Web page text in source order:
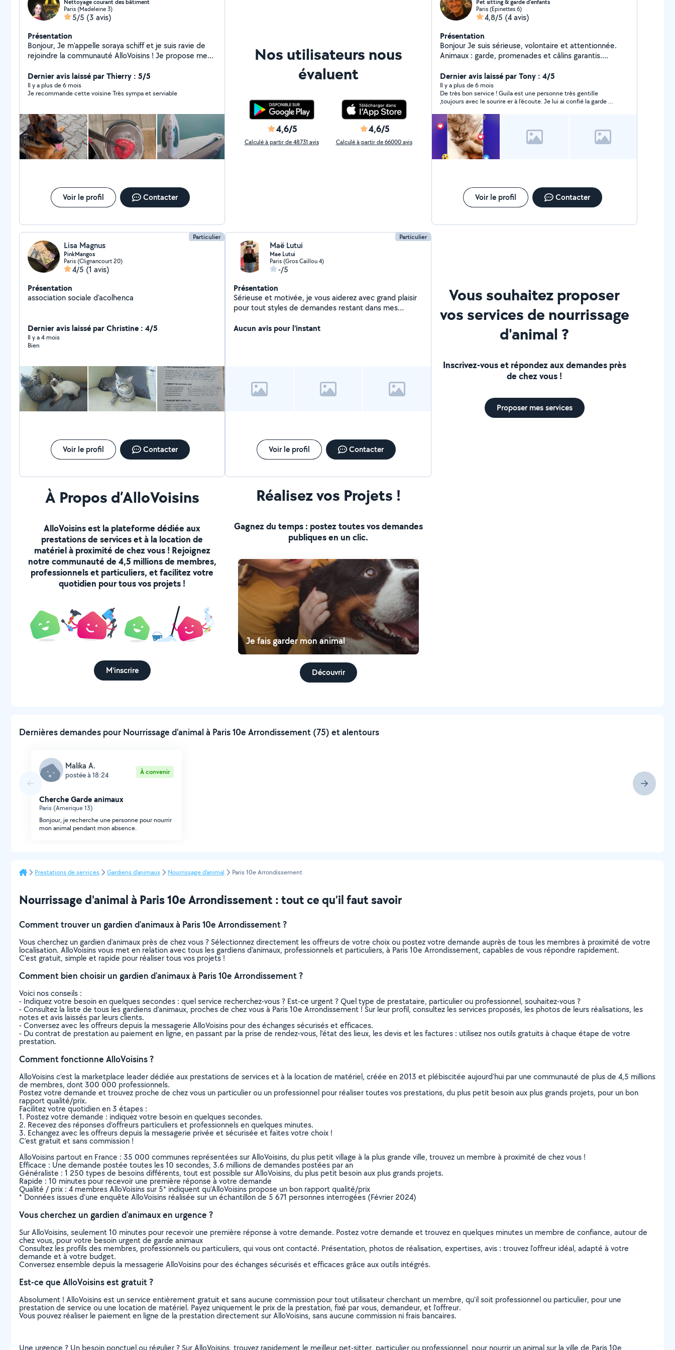
Nettoyage courant des bâtiment
Paris (Madeleine 3)
5/5 (3 avis)
Présentation
Bonjour, Je m'appelle soraya schiff et je suis ravie de
rejoindre la communauté AlloVoisins ! Je propose mes
personne nettoyage et repassage du textiles ,cours
particuliers niveau maternel , garde d'animaux,garde
d'enfants , avec sérieux et convivialité. Je suis
ou réguliers et je m'engage à réaliser chaque mission
avec soin et professionnalisme. N'hésitez pas à me
contacter, je serai heureuse de collaborer avec vous et
de vous rendre service ! À très bientôt, Soraya .
Dernier avis laissé par Thierry : 5/5
Il y a plus de 6 mois
Je recommande cette voisine Très sympa et serviable
Voir le profil Contacter
Nos utilisateurs nous
évaluent
4,6/5
Calculé à partir de 48731 avis
4,6/5
Calculé à partir de 66000 avis
Pet sitting & garde d’enfants
Paris (Epinettes 6)
4,8/5 (4 avis)
Présentation
Bonjour Je suis sérieuse, volontaire et attentionnée.
Animaux : garde, promenades et câlins garantis.
après l'école. Personnes âgées : compagnie, échanges
et aide dans les petites tâches du quotidien.
Disponible et motivée, je m'adapte à vos besoins pour
vous faciliter la vie.
Dernier avis laissé par Tony : 4/5
Il y a plus de 6 mois
De très bon service ! Guila est une personne très gentille
,toujours avec le sourire er à l’écoute. Je lui ai confié la garde de
efficace Je suis vraiment satisfait et je recommande vrmt si
vous chercher qlq de confiance
Voir le profil Contacter
Particulier
Lisa Magnus
PinkMangos
Paris (Clignancourt 20)
4/5 (1 avis)
Présentation
association sociale d'acolhenca
Dernier avis laissé par Christine : 4/5
Il y a 4 mois
Bien
Voir le profil Contacter
Particulier
Maë Lutui
Mae Lutui
Paris (Gros Caillou 4)
-/5
Présentation
Sérieuse et motivée, je vous aiderez avec grand plaisir
pour tout styles de demandes restant dans mes
Aucun avis pour l'instant
Voir le profil Contacter
Vous souhaitez proposer
vos services de nourrissage
d'animal ?
Inscrivez-vous et répondez aux demandes près
de chez vous !
Proposer mes services
À Propos d’AlloVoisins
AlloVoisins est la plateforme dédiée aux
prestations de services et à la location de
matériel à proximité de chez vous ! Rejoignez
notre communauté de 4,5 millions de membres,
professionnels et particuliers, et facilitez votre
quotidien pour tous vos projets !
M'inscrire
Réalisez vos Projets !
Gagnez du temps : postez toutes vos demandes
publiques en un clic.
Je fais garder mon animal
Découvrir
Dernières demandes pour Nourrissage d'animal à Paris 10e Arrondissement (75) et alentours
Malika A.
postée à 18:24 À convenir
Cherche Garde animaux
Paris (Amerique 13)
Bonjour, je recherche une personne pour nourrir
mon animal pendant mon absence.
Prestations de services Gardiens d'animaux Nourrissage d'animal Paris 10e Arrondissement
Nourrissage d'animal à Paris 10e Arrondissement : tout ce qu’il faut savoir
Comment trouver un gardien d'animaux à Paris 10e Arrondissement ?
Vous cherchez un gardien d'animaux près de chez vous ? Sélectionnez directement les offreurs de votre choix ou postez votre demande auprès de tous les membres à proximité de votre
localisation. AlloVoisins vous met en relation avec tous les gardiens d'animaux, professionnels et particuliers, à Paris 10e Arrondissement, capables de vous répondre rapidement.
C’est gratuit, simple et rapide pour réaliser tous vos projets !
Comment bien choisir un gardien d'animaux à Paris 10e Arrondissement ?
Voici nos conseils :
- Indiquez votre besoin en quelques secondes : quel service recherchez-vous ? Est-ce urgent ? Quel type de prestataire, particulier ou professionnel, souhaitez-vous ?
- Consultez la liste de tous les gardiens d'animaux, proches de chez vous à Paris 10e Arrondissement ! Sur leur profil, consultez les services proposés, les photos de leurs réalisations, les
notes et avis laissés par leurs clients.
- Conversez avec les offreurs depuis la messagerie AlloVoisins pour des échanges sécurisés et efficaces.
- Du contrat de prestation au paiement en ligne, en passant par la prise de rendez-vous, l’état des lieux, les devis et les factures : utilisez nos outils gratuits à chaque étape de votre
prestation.
Comment fonctionne AlloVoisins ?
AlloVoisins c’est la marketplace leader dédiée aux prestations de services et à la location de matériel, créée en 2013 et plébiscitée aujourd’hui par une communauté de plus de 4,5 millions
de membres, dont 300 000 professionnels.
Postez votre demande et trouvez proche de chez vous un particulier ou un professionnel pour réaliser toutes vos prestations, du plus petit besoin aux plus grands projets, pour un bon
rapport qualité/prix.
Facilitez votre quotidien en 3 étapes :
1. Postez votre demande : indiquez votre besoin en quelques secondes.
2. Recevez des réponses d’offreurs particuliers et professionnels en quelques minutes.
3. Echangez avec les offreurs depuis la messagerie privée et sécurisée et faites votre choix !
C’est gratuit et sans commission !
AlloVoisins partout en France : 35 000 communes représentées sur AlloVoisins, du plus petit village à la plus grande ville, trouvez un membre à proximité de chez vous !
Efficace : Une demande postée toutes les 10 secondes, 3.6 millions de demandes postées par an
Généraliste : 1 250 types de besoins différents, tout est possible sur AlloVoisins, du plus petit besoin aux plus grands projets.
Rapide : 10 minutes pour recevoir une première réponse à votre demande
Qualité / prix : 4 membres AlloVoisins sur 5* indiquent qu’AlloVoisins propose un bon rapport qualité/prix
* Données issues d’une enquête AlloVoisins réalisée sur un échantillon de 5 671 personnes interrogées (Février 2024)
Vous cherchez un gardien d'animaux en urgence ?
Sur AlloVoisins, seulement 10 minutes pour recevoir une première réponse à votre demande. Postez votre demande et trouvez en quelques minutes un membre de confiance, autour de
chez vous, pour votre besoin urgent de garde animaux
Consultez les profils des membres, professionnels ou particuliers, qui vous ont contacté. Présentation, photos de réalisation, expertises, avis : trouvez l'offreur idéal, adapté à votre
demande et à votre budget.
Conversez ensemble depuis la messagerie AlloVoisins pour des échanges sécurisés et efficaces grâce aux outils intégrés.
Est-ce que AlloVoisins est gratuit ?
Absolument ! AlloVoisins est un service entièrement gratuit et sans aucune commission pour tout utilisateur cherchant un membre, qu’il soit professionnel ou particulier, pour une
prestation de service ou une location de matériel. Payez uniquement le prix de la prestation, fixé par vous, demandeur, et l’offreur.
Vous pouvez réaliser le paiement en ligne de la prestation directement sur AlloVoisins, sans aucune commission ni frais bancaires.
Une urgence ? Un besoin ponctuel ou régulier ? Sur AlloVoisins, trouvez rapidement le meilleur pet-sitter, particulier ou professionnel, pour nourrir un animal sur la ville de Paris 10e